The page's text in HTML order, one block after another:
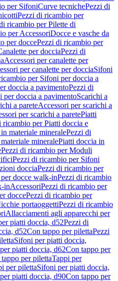
per SifoniCurve tecnichePezzi di
Pezzi di ricambio per
ricambio per Pilette di
per AccessoriDocce e vasche da
per doccePezzi di ricambio per
per docciaPezzi di
Accessori per canalette per
per canalette per docciaSifoni
per Sifoni per doccia a
doccia a pavimentoPezzi di
per doccia a pavimentoScarichi a
a pareteAccessori per scarichi a
per scarichi a paretePiatti
ricambio per Piatti doccia e
materiale mineralePezzi di
mineralePiatti doccia in
Pezzi di ricambio per Moduli
Pezzi di ricambio per Sifoni
docciaPezzi di ricambio per
docce walk-inPezzi di ricambio
inAccessoriPezzi di ricambio per
doccePezzi di ricambio per
portaoggettiPezzi di ricambio
Allacciamenti agli apparecchi per
piatti doccia, d52Pezzi di
d52Con tappo per pilettaPezzi
Sifoni per piatti doccia,
piatti doccia, d62Con tappo per
per pilettaTappi per
per pilettaSifoni per piatti doccia,
piatti doccia, d90Con tappo per